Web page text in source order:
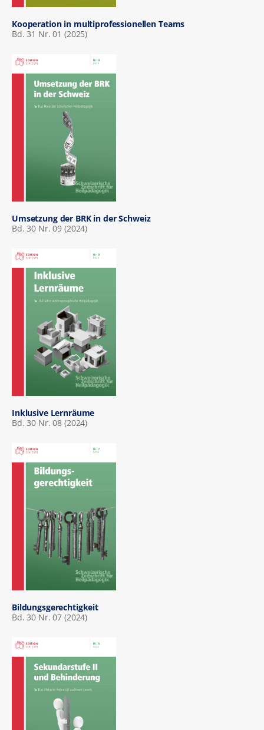
Kooperation in multiprofessionellen Teams
Bd. 31 Nr. 01 (2025)
Umsetzung der BRK in der Schweiz
Bd. 30 Nr. 09 (2024)
Inklusive Lernräume
Bd. 30 Nr. 08 (2024)
Bildungsgerechtigkeit
Bd. 30 Nr. 07 (2024)